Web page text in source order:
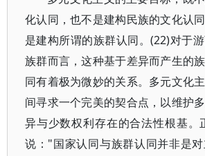
化认同，也不是建构民族的文化认
是建构所谓的族群认同。(22)对于
族群而言，这种基于差异而产生的
同有着极为微妙的关系。多元文化
间寻求一个完美的契合点，以维护
异与少数权利存在的合法性根基。
说："国家认同与族群认同并非是对